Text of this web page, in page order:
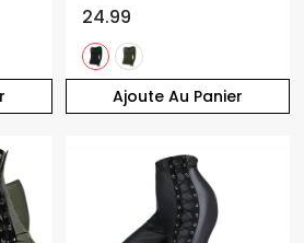
Ajoute Au Panier
24.99